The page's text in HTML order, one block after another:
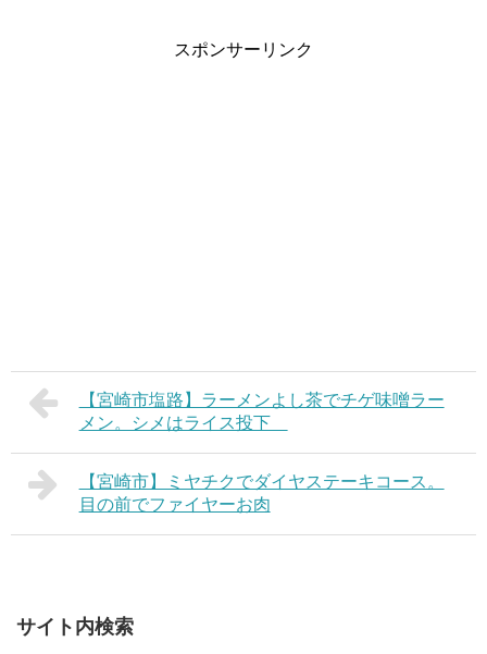
スポンサーリンク
【宮崎市塩路】ラーメンよし茶でチゲ味噌ラー
メン。シメはライス投下
【宮崎市】ミヤチクでダイヤステーキコース。
目の前でファイヤーお肉
サイト内検索